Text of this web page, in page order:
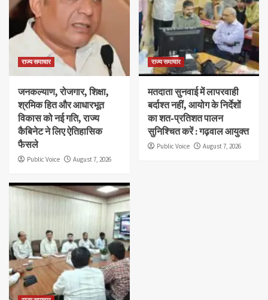
राज्य समाचार
जनकल्याण, रोजगार, शिक्षा,
श्रमिक हित और आधारभूत
विकास को नई गति, राज्य
कैबिनेट ने लिए ऐतिहासिक
फैसले
Public Voice August 7, 2026
राज्य समाचार
मतदाता सुनवाई में लापरवाही
बर्दाश्त नहीं, आयोग के निर्देशों
का शत-प्रतिशत पालन
सुनिश्चित करें : गढ़वाल आयुक्त
Public Voice August 7, 2026